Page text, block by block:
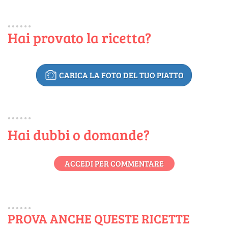
Hai provato la ricetta?
CARICA LA FOTO DEL TUO PIATTO
Hai dubbi o domande?
ACCEDI PER COMMENTARE
PROVA ANCHE QUESTE RICETTE